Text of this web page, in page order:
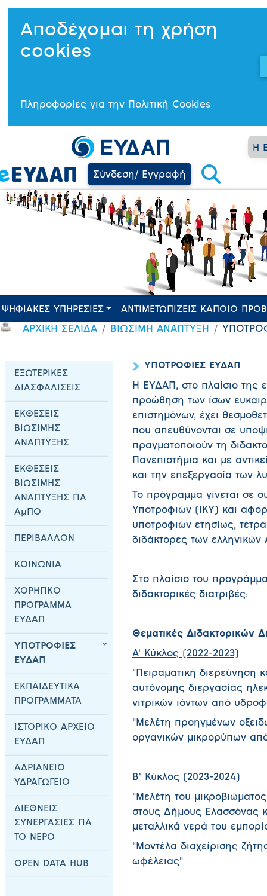
Αποδέχομαι τη χρήση
cookies
Πληροφορίες για την Πολιτική Cookies
Η
Σύνδεση/ Εγγραφή
ΨΗΦΙΑΚΕΣ ΥΠΗΡΕΣΙΕΣ ΑΝΤΙΜΕΤΩΠΙΖΕΙΣ ΚΑΠΟΙΟ
ΑΡΧΙΚΗ ΣΕΛΙΔΑ ΒΙΩΣΙΜΗ ΑΝΑΠΤΥΞΗ
ΕΞΩΤΕΡΙΚΕΣ
ΔΙΑΣΦΑΛΙΣΕΙΣ
ΕΚΘΕΣΕΙΣ
ΒΙΩΣΙΜΗΣ
ΑΝΑΠΤΥΞΗΣ
ΕΚΘΕΣΕΙΣ
ΒΙΩΣΙΜΗΣ
ΑΝΑΠΤΥΞΗΣ ΓΙΑ
ΑμΠΟ
ΠΕΡΙΒΑΛΛΟΝ
ΚΟΙΝΩΝΙΑ
ΧΟΡΗΓΙΚΟ
ΠΡΟΓΡΑΜΜΑ
ΕΥΔΑΠ
ΥΠΟΤΡΟΦΙΕΣ
ΕΥΔΑΠ
ΕΚΠΑΙΔΕΥΤΙΚΑ
ΠΡΟΓΡΑΜΜΑΤΑ
ΙΣΤΟΡΙΚΟ ΑΡΧΕΙΟ
ΕΥΔΑΠ
ΑΔΡΙΑΝΕΙΟ
ΥΔΡΑΓΩΓΕΙΟ
ΔΙΕΘΝΕΙΣ
ΣΥΝΕΡΓΑΣΙΕΣ ΓΙΑ
ΤΟ ΝΕΡΟ
OPEN DATA HUB
ΥΠΟΤΡΟΦΙΕΣ ΕΥΔΑΠ
Η ΕΥΔΑΠ, στο πλαίσιο της
προώθηση των ίσων
επιστημόνων, έχει
που απευθύνονται σε
πραγματοποιούν τη
Πανεπιστήμια και με
και την επεξεργασία των
Το πρόγραμμα γίνεται σε
Υποτροφιών (ΙΚΥ) και
υποτροφιών ετησίως,
διδάκτορες των ελληνικών
Στο πλαίσιο του
διδακτορικές διατριβές:
Θεματικές Διδακτορικών
Α' Κύκλος (2022-2023)
"Πειραματική διερεύνηση
αυτόνομης διεργασίας
νιτρικών ιόντων από
"Μελέτη προηγμένων
οργανικών μικρορύπων
Β' Κύκλος (2023-2024)
"Μελέτη του
στους Δήμους Ελασσόνας
μεταλλικά νερά του
"Μοντέλα διαχείρισης
ωφέλειας"